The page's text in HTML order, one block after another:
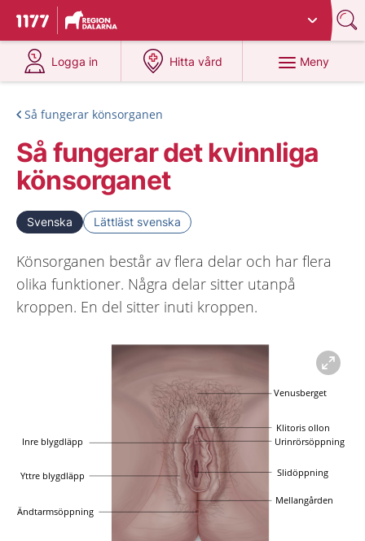
Till startsidan för 1177
Du har valt region
Logga in
på 1177.se
Hitta vård
på 1177.se
Meny
Så fungerar könsorganen
Så fungerar det kvinnliga
könsorganet
Svenska Lättläst svenska
Könsorganen består av flera delar och har flera
olika funktioner. Några delar sitter utanpå
kroppen. En del sitter inuti kroppen.